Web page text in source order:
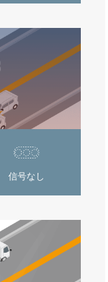
信号なし